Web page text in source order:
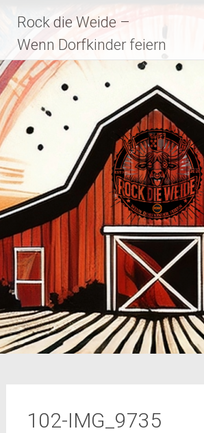
Inhalt
springen
Rock die Weide –
Wenn Dorfkinder feiern
102-IMG_9735